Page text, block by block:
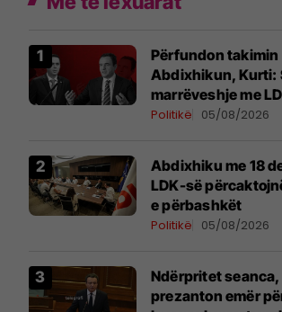
Përfundon takimin
Abdixhikun, Kurti:
marrëveshje me
Politikë 05/08/2026
Abdixhiku me 18
LDK-së
e përbashkët
Politikë 05/08/2026
Ndërpritet
prezanton emër